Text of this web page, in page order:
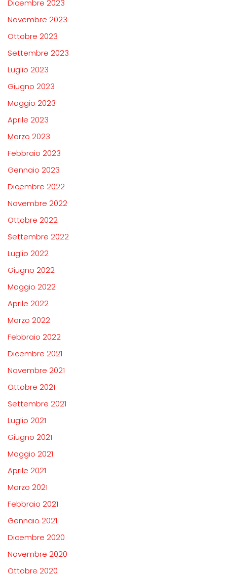
Dicembre 2023
Novembre 2023
Ottobre 2023
Settembre 2023
Luglio 2023
Giugno 2023
Maggio 2023
Aprile 2023
Marzo 2023
Febbraio 2023
Gennaio 2023
Dicembre 2022
Novembre 2022
Ottobre 2022
Settembre 2022
Luglio 2022
Giugno 2022
Maggio 2022
Aprile 2022
Marzo 2022
Febbraio 2022
Dicembre 2021
Novembre 2021
Ottobre 2021
Settembre 2021
Luglio 2021
Giugno 2021
Maggio 2021
Aprile 2021
Marzo 2021
Febbraio 2021
Gennaio 2021
Dicembre 2020
Novembre 2020
Ottobre 2020